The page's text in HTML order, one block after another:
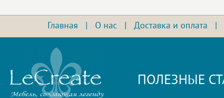
Главная О нас Доставка и оплата
ПОЛЕЗНЫЕ